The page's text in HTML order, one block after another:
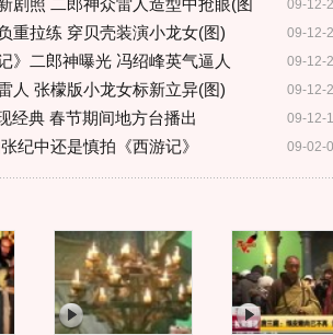
09-12-
剧照 二郎神众雷人造型中抢眼(图
09-12-
重拉练 穿贝壳装演小龙女(图)
09-12-
》二郎神曝光 冯绍峰英气逼人
09-12-
人 张檬版小龙女标新立异(图)
09-12-
经典 春节期间地方台播出
09-02-
纪中还是慎拍《西游记》